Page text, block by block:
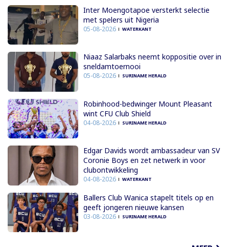
Inter Moengotapoe versterkt selectie
met spelers uit Nigeria
05-08-2026 WATERKANT
Niaaz Salarbaks neemt koppositie over in
sneldamtoernooi
05-08-2026 SURINAME HERALD
Robinhood-bedwinger Mount Pleasant
wint CFU Club Shield
04-08-2026 SURINAME HERALD
Edgar Davids wordt ambassadeur van SV
Coronie Boys en zet netwerk in voor
clubontwikkeling
04-08-2026 WATERKANT
Ballers Club Wanica stapelt titels op en
geeft jongeren nieuwe kansen
03-08-2026 SURINAME HERALD